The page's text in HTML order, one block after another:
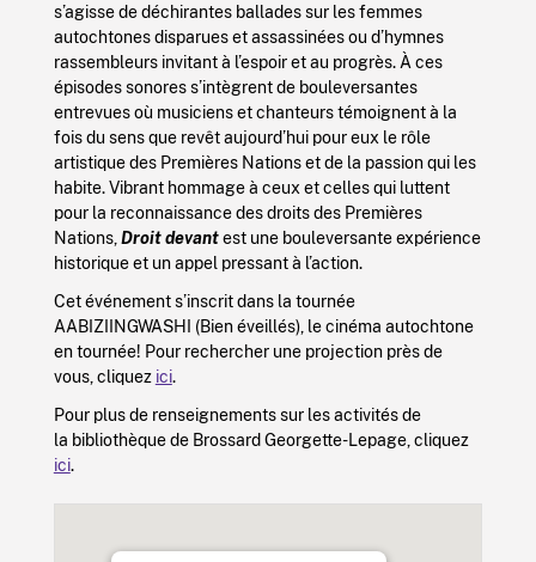
s’agisse de déchirantes ballades sur les femmes
autochtones disparues et assassinées ou d’hymnes
rassembleurs invitant à l’espoir et au progrès. À ces
épisodes sonores s’intègrent de bouleversantes
entrevues où musiciens et chanteurs témoignent à la
fois du sens que revêt aujourd’hui pour eux le rôle
artistique des Premières Nations et de la passion qui les
habite. Vibrant hommage à ceux et celles qui luttent
pour la reconnaissance des droits des Premières
Nations, Droit devantest une bouleversante expérience
historique et un appel pressant à l’action.
Cet événement s’inscrit dans la tournée
AABIZIINGWASHI (Bien éveillés), le cinéma autochtone
en tournée! Pour rechercher une projection près de
vous, cliquez ici.
Pour plus de renseignements sur les activités de
la bibliothèque de Brossard Georgette-Lepage, cliquez
ici.